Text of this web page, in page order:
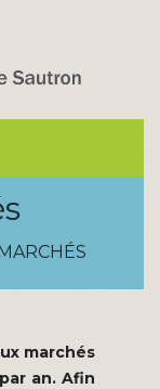
marchés
an. Afin